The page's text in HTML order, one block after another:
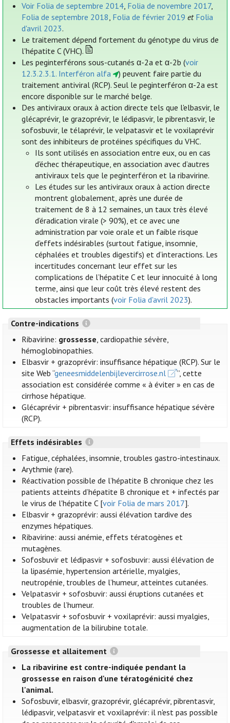
Voir Folia de septembre 2014, Folia de novembre 2017,
Folia de septembre 2018, Folia de février 2019 et Folia
d'avril 2023.
Le traitement dépend fortement du génotype du virus de
l'hépatite C (VHC).
Les peginterférons sous-cutanés α-2a et α-2b (voir
12.3.2.3.1. Interféron alfa
) peuvent faire partie du
traitement antiviral (RCP). Seul le peginterféron α-2a est
encore disponible sur le marché belge.
Des antiviraux oraux à action directe tels que l'elbasvir, le
glécaprévir, le grazoprévir, le lédipasvir, le pibrentasvir, le
sofosbuvir, le télaprévir, le velpatasvir et le voxilaprévir
sont des inhibiteurs de protéines spécifiques du VHC.
Ils sont utilisés en association entre eux, ou en cas
d'échec thérapeutique, en association avec d’autres
antiviraux tels que le peginterféron et la ribavirine.
Les études sur les antiviraux oraux à action directe
montrent globalement, après une durée de
traitement de 8 à 12 semaines, un taux très élevé
d’éradication virale (> 90%), et ce avec une
administration par voie orale et un faible risque
d’effets indésirables (surtout fatigue, insomnie,
céphalées et troubles digestifs) et d’interactions. Les
incertitudes concernant leur effet sur les
complications de l’hépatite C et leur innocuité à long
terme, ainsi que leur coût très élevé restent des
obstacles importants (voir Folia d'avril 2023).
Contre-indications
Ribavirine: grossesse, cardiopathie sévère,
hémoglobinopathies.
Elbasvir + grazoprévir: insuffisance hépatique (RCP). Sur le
site Web “geneesmiddelenbijlevercirrose.nl
”, cette
association est considérée comme « à éviter » en cas de
cirrhose hépatique.
Glécaprévir + pibrentasvir: insuffisance hépatique sévère
(RCP).
Effets indésirables
Fatigue, céphalées, insomnie, troubles gastro-intestinaux.
Arythmie (rare).
Réactivation possible de l’hépatite B chronique chez les
patients atteints d’hépatite B chronique et + infectés par
le virus de l'hépatite C [voir Folia de mars 2017].
Elbasvir + grazoprévir: aussi élévation tardive des
enzymes hépatiques.
Ribavirine: aussi anémie, effets tératogènes et
mutagènes.
Sofosbuvir et lédipasvir + sofosbuvir: aussi élévation de
la lipasémie, hypertension artérielle, myalgies,
neutropénie, troubles de l’humeur, atteintes cutanées.
Velpatasvir + sofosbuvir: aussi éruptions cutanées et
troubles de l’humeur.
Velpatasvir + sofosbuvir + voxilaprévir: aussi myalgies,
augmentation de la bilirubine totale.
Grossesse et allaitement
La ribavirine est contre-indiquée pendant la
grossesse en raison d'une tératogénicité chez
l'animal.
Sofosbuvir, elbasvir, grazoprévir, glécaprévir, pibrentasvir,
lédipasvir, velpatasvir et voxilaprévir: il n'est pas possible